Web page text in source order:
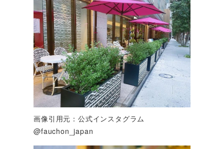
画像引用元：公式インスタグラム
@fauchon_japan